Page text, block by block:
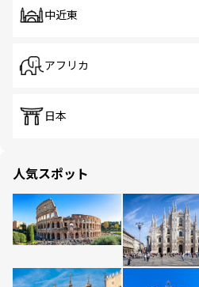
中近東
アフリカ
日本
人気スポット